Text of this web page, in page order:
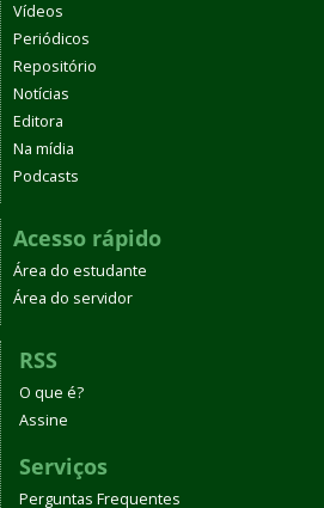
Vídeos
Periódicos
Repositório
Notícias
Editora
Na mídia
Podcasts
Acesso rápido
Área do estudante
Área do servidor
RSS
O que é?
Assine
Serviços
Perguntas Frequentes